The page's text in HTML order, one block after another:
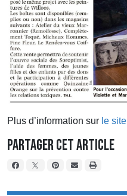
Plus d’information sur le site
Partager cet article